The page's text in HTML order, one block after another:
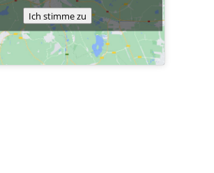
Ich stimme zu